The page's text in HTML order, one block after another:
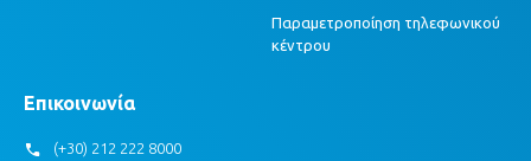
Παραμετροποίηση τηλεφωνικού
κέντρου
Επικοινωνία
(+30) 212 222 8000